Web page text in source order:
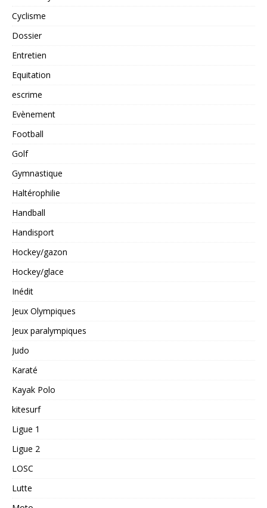
Cyclisme
Dossier
Entretien
Equitation
escrime
Evènement
Football
Golf
Gymnastique
Haltérophilie
Handball
Handisport
Hockey/gazon
Hockey/glace
Inédit
Jeux Olympiques
Jeux paralympiques
Judo
Karaté
Kayak Polo
kitesurf
Ligue 1
Ligue 2
LOSC
Lutte